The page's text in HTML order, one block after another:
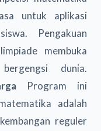
untuk aplikasi
Pengakuan
membuka
dunia.
Program ini
adalah
reguler